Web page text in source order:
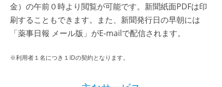
金）の午前０時より閲覧が可能です。新聞紙面PDFは印
刷することもできます。また、新聞発行日の早朝には
「薬事日報 メール版」がE-mailで配信されます。
※利用者１名につき１IDの契約となります。